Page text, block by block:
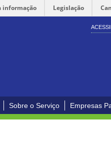
informação Legislação
Sobre o Serviço Empresas